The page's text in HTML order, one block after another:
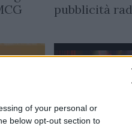
of your personal or
below opt-out section to
pubblicità